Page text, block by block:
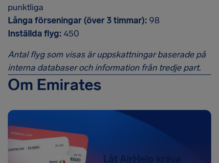
punktliga
Långa förseningar (över 3 timmar): 98
Inställda flyg: 450
Antal flyg som visas är uppskattningar baserade på
interna databaser och information från tredje part.
Om Emirates
Låt AirHelp kräva